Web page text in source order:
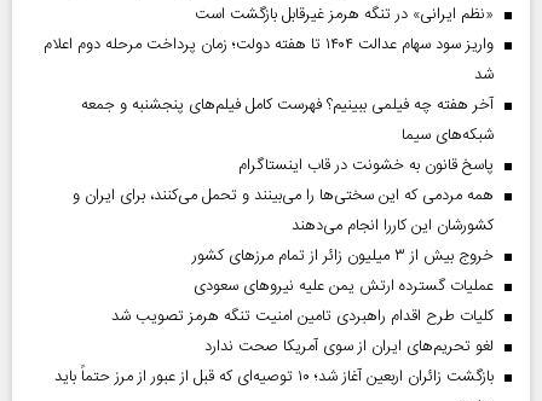
«نظم ایرانی» در تنگه هرمز غیرقابل بازگشت است
واریز سود سهام عدالت ۱۴۰۴ تا هفته دولت؛ زمان پرداخت مرحله دوم اعلام
شد
آخر هفته چه فیلمی ببینیم؟ فهرست کامل فیلم‌های پنجشنبه و جمعه
شبکه‌های سیما
پاسخ قانون به خشونت در قاب اینستاگرام
همه مردمی که این سختی‌ها را می‌بینند و تحمل می‌کنند، برای ایران و
کشورشان این کاررا انجام می‌دهند
خروج بیش از ۳ میلیون زائر از تمام مرز‌های کشور
عملیات گسترده ارتش یمن علیه نیروهای سعودی
کلیات طرح اقدام راهبردی تامین امنیت تنگه هرمز تصویب شد
لغو تحریم‌های ایران از سوی آمریکا صحت ندارد
بازگشت زائران اربعین آغاز شد؛ ۱۰ توصیه‌ای که قبل از عبور از مرز حتماً باید